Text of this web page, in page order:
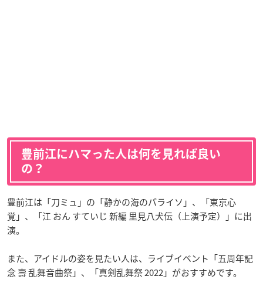
豊前江にハマった人は何を見れば良い
の？
豊前江は「刀ミュ」の「静かの海のパライソ」、「東京心
覚」、「江 おん すていじ 新編 里見八犬伝（上演予定）」に出
演。
また、アイドルの姿を見たい人は、ライブイベント「五周年記
念 壽 乱舞音曲祭」、「真剣乱舞祭 2022」がおすすめです。